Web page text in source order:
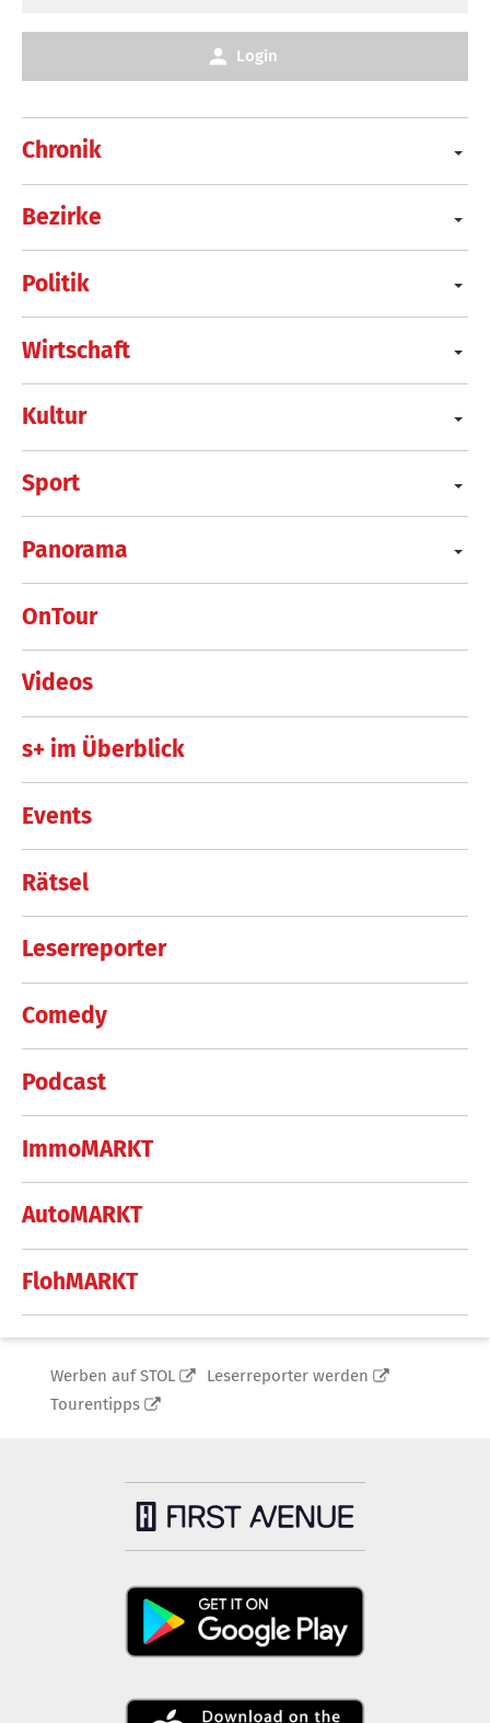
Chronik
Bezirke
Politik
Wirtschaft
Kultur
Sport
Panorama
OnTour
Videos
s+ im Überblick
Events
Rätsel
Leserreporter
Comedy
Podcast
ImmoMARKT
AutoMARKT
FlohMARKT
Login
Werben auf STOL
Leserreporter werden
Tourentipps